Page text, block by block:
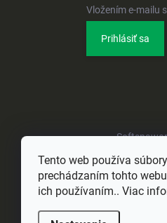
Tento web používa
prechádzaním tohto
ich používaním.. Viac
Vložením e-mailu
Prihlásiť sa